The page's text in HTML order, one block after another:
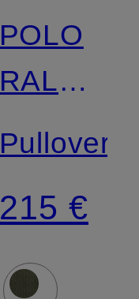
POLO
RALPH
LAUREN
Pullover
215 €